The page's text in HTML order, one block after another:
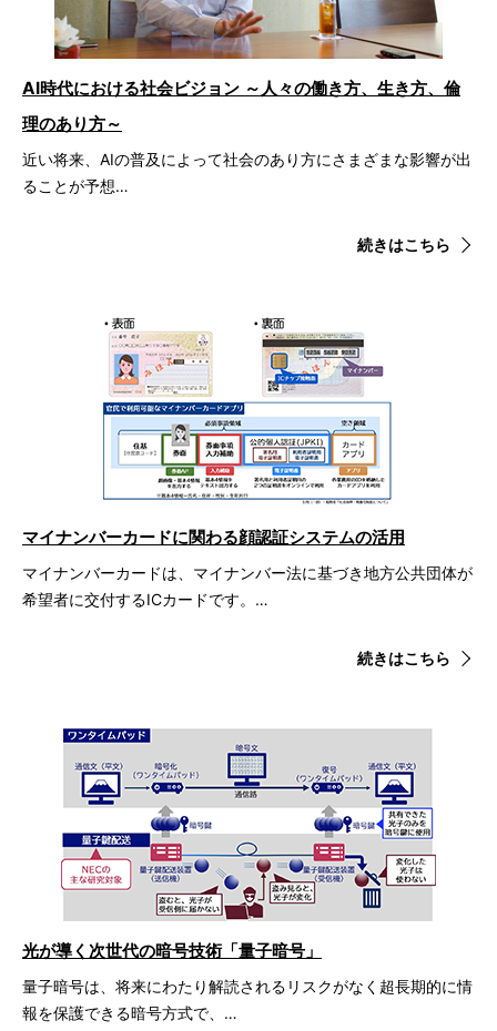
近い将来、AIの普及によって社会のあり方にさまざまな影響が出
ることが予想…
続きはこちら
AI時代における社会ビジョン ～人々の働き方、生き方、倫
理のあり方～
マイナンバーカードは、マイナンバー法に基づき地方公共団体が
希望者に交付するICカードです。…
続きはこちら
マイナンバーカードに関わる顔認証システムの活用
量子暗号は、将来にわたり解読されるリスクがなく超長期的に情
報を保護できる暗号方式で、…
光が導く次世代の暗号技術「量子暗号」